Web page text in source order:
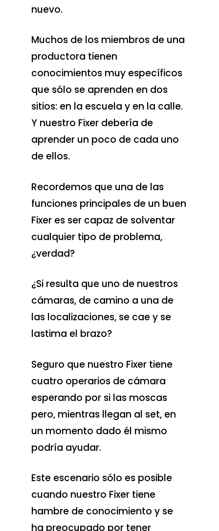
nuevo.
Muchos de los miembros de una
productora tienen
conocimientos muy específicos
que sólo se aprenden en dos
sitios: en la escuela y en la calle.
Y nuestro Fixer debería de
aprender un poco de cada uno
de ellos.
Recordemos que una de las
funciones principales de un buen
Fixer es ser capaz de solventar
cualquier tipo de problema,
¿verdad?
¿Si resulta que uno de nuestros
cámaras, de camino a una de
las localizaciones, se cae y se
lastima el brazo?
Seguro que nuestro Fixer tiene
cuatro operarios de cámara
esperando por si las moscas
pero, mientras llegan al set, en
un momento dado él mismo
podría ayudar.
Este escenario sólo es posible
cuando nuestro Fixer tiene
hambre de conocimiento y se
ha preocupado por tener